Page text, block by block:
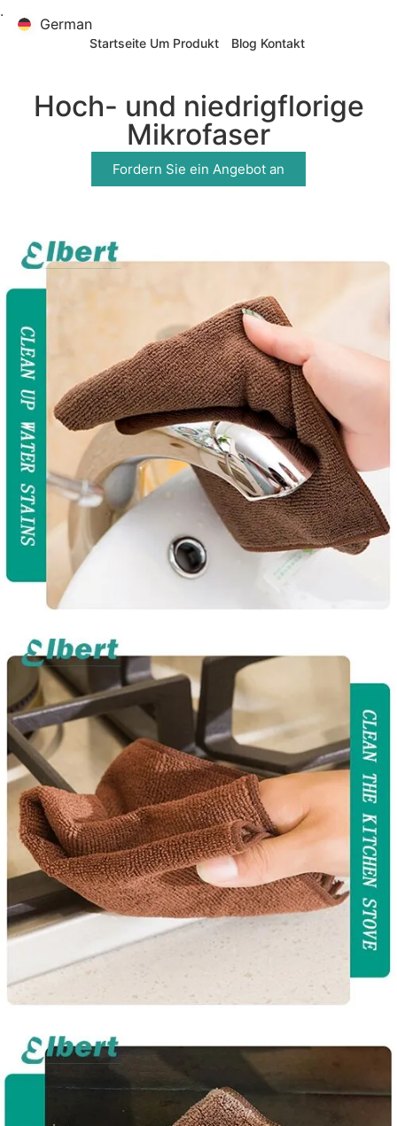
.
Startseite Um Produkt Blog Kontakt
Hoch- und niedrigflorige
Mikrofaser
Fordern Sie ein Angebot an
German
German